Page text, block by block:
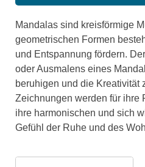
Mandalas sind kreisförmige
geometrischen Formen
und Entspannung fördern.
oder Ausmalens eines
beruhigen und die Kreativität
Zeichnungen werden für ihre
ihre harmonischen und sich
Gefühl der Ruhe und des